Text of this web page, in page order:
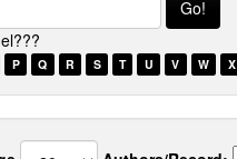
P Q R S T U V W X